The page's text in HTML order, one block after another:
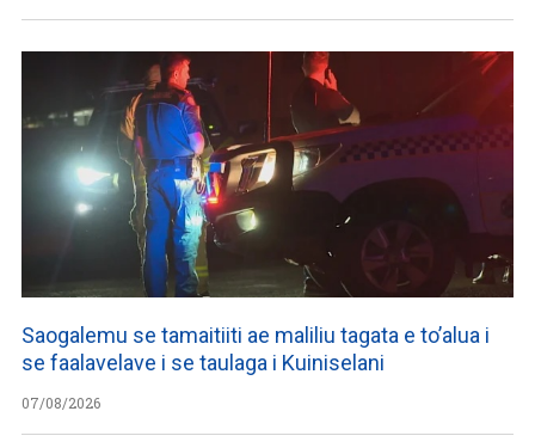
Saogalemu se tamaitiiti ae maliliu tagata e to’alua i
se faalavelave i se taulaga i Kuiniselani
07/08/2026